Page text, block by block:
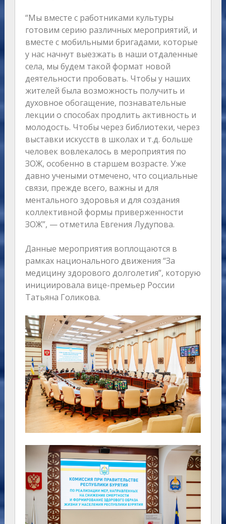
“Мы вместе с работниками культуры
готовим серию различных мероприятий, и
вместе с мобильными бригадами, которые
у нас начнут выезжать в наши отдаленные
села, мы будем такой формат новой
деятельности пробовать. Чтобы у наших
жителей была возможность получить и
духовное обогащение, познавательные
лекции о способах продлить активность и
молодость. Чтобы через библиотеки, через
выставки искусств в школах и т.д. больше
человек вовлекалось в мероприятия по
ЗОЖ, особенно в старшем возрасте. Уже
давно учеными отмечено, что социальные
связи, прежде всего, важны и для
ментального здоровья и для создания
коллективной формы приверженности
ЗОЖ”, — отметила Евгения Лудупова.
Данные мероприятия воплощаются в
рамках национального движения “За
медицину здорового долголетия”, которую
инициировала вице-премьер России
Татьяна Голикова.